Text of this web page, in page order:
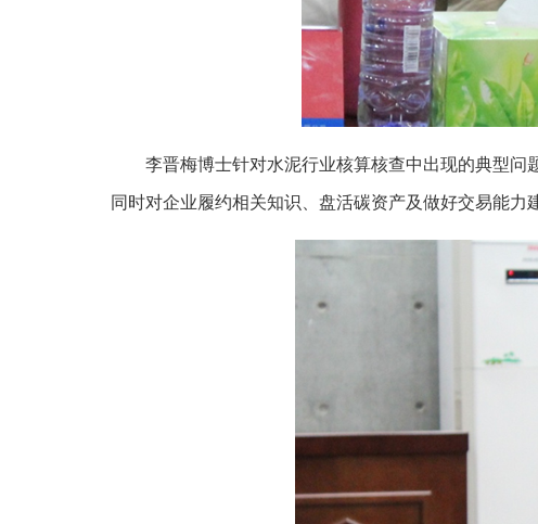
李晋梅博士针对水泥行业核算核查中出现的典型问
同时对企业履约相关知识、盘活碳资产及做好交易能力